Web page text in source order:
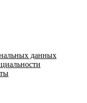
данных